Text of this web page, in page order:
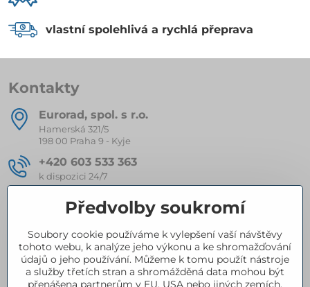
vlastní spolehlivá a rychlá přeprava
Kontakty
Eurorad, spol​. s r​.o​.
Hamerská 321/5
198 00 Praha 9 - Kyje
+420 603 533 363
k dispozici 24/7
eurorad​@seznam​.cz
Kompletní nabídka produktů
Předvolby soukromí
Soubory cookie používáme k vylepšení vaší návštěvy
tohoto webu, k analýze jeho výkonu a ke shromažďování
údajů o jeho používání. Můžeme k tomu použít nástroje
a služby třetích stran a shromážděná data mohou být
přenášena partnerům v EU, USA nebo jiných zemích.